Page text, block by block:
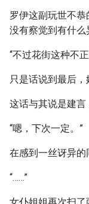
罗伊这副玩世不
没有察觉到有什么
“不过花街这种不
只是话说到最后，
这话与其说是建言
“嗯，下次一定。”
在感到一丝讶异的
“……”